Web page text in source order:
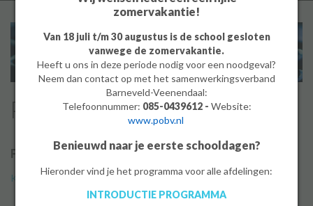
zomervakantie!
Van 18 juli t/m 30 augustus is de school gesloten
vanwege de zomervakantie.
Heeft u ons in deze periode nodig voor een noodgeval?
Neem dan contact op met het samenwerkingsverband
Barneveld-Veenendaal:
Telefoonnummer: 085-0439612 - Website:
www.pobv.nl
Benieuwd naar je eerste schooldagen?
Hieronder vind je het programma voor alle afdelingen:
INTRODUCTIE PROGRAMMA
Leerlingen
Privacy
Privacyverklaring
Klik hier om de privacyverklaring van De Meerwaarde te openen.